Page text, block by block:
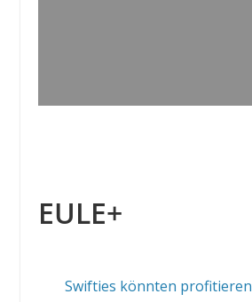
EULE+
Swifties könnten profitieren